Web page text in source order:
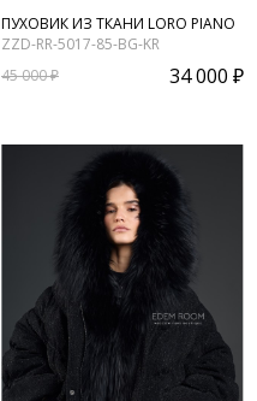
ПУХОВИК ИЗ ТКАНИ LORO PIANO
ZZD-RR-5017-85-BG-KR
45 000 ₽
34 000 ₽